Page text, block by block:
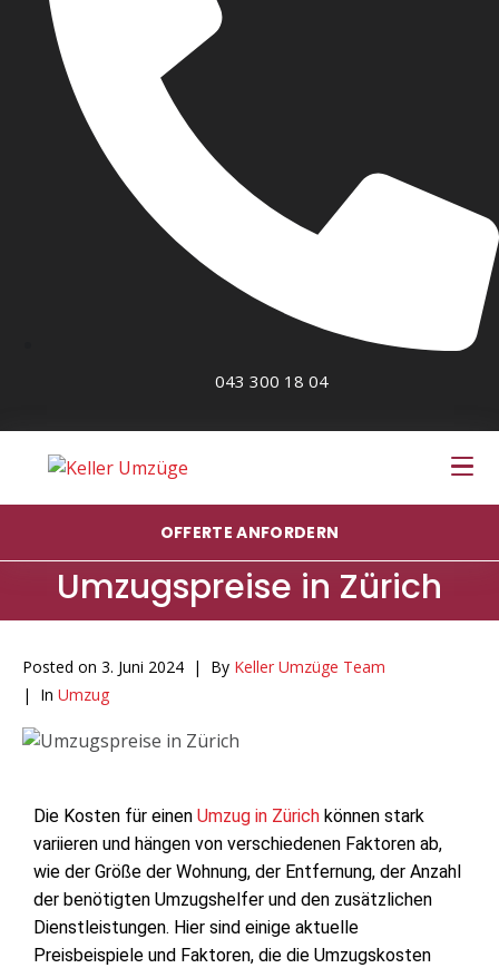
043 300 18 04
OFFERTE ANFORDERN
Umzugspreise in Zürich
Posted on 3. Juni 2024 By Keller Umzüge Team
In Umzug
Die Kosten für einen Umzug in Zürich können stark
variieren und hängen von verschiedenen Faktoren ab,
wie der Größe der Wohnung, der Entfernung, der Anzahl
der benötigten Umzugshelfer und den zusätzlichen
Dienstleistungen. Hier sind einige aktuelle
Preisbeispiele und Faktoren, die die Umzugskosten